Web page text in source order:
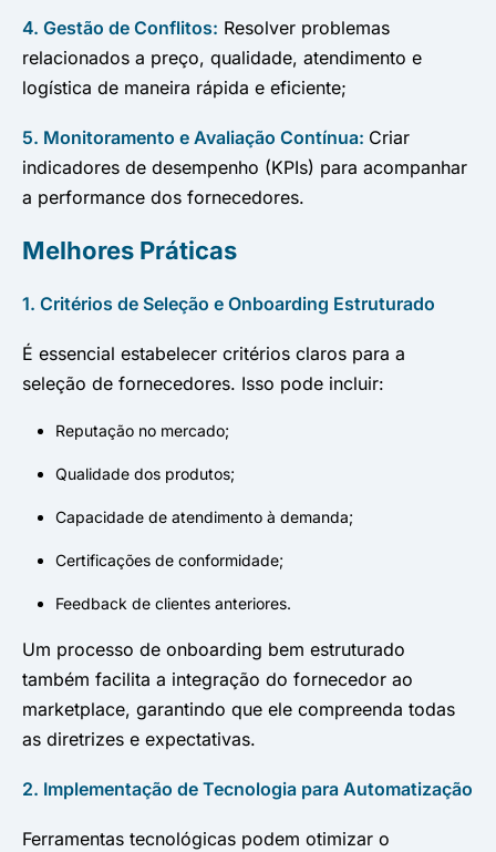
4. Gestão de Conflitos: Resolver problemas
relacionados a preço, qualidade, atendimento e
logística de maneira rápida e eficiente;
5. Monitoramento e Avaliação Contínua: Criar
indicadores de desempenho (KPIs) para acompanhar
a performance dos fornecedores.
Melhores Práticas
1. Critérios de Seleção e Onboarding Estruturado
É essencial estabelecer critérios claros para a
seleção de fornecedores. Isso pode incluir:
Reputação no mercado;
Qualidade dos produtos;
Capacidade de atendimento à demanda;
Certificações de conformidade;
Feedback de clientes anteriores.
Um processo de onboarding bem estruturado
também facilita a integração do fornecedor ao
marketplace, garantindo que ele compreenda todas
as diretrizes e expectativas.
2. Implementação de Tecnologia para Automatização
Ferramentas tecnológicas podem otimizar o